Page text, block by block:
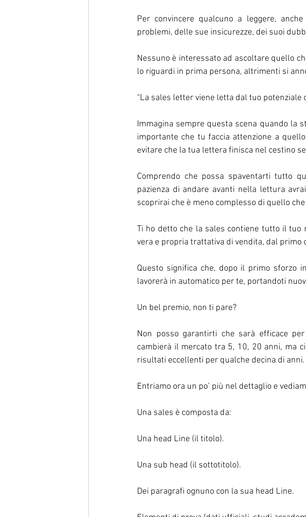
Per convincere qualcuno a leggere,
problemi, delle sue insicurezze, dei suoi
Nessuno è interessato ad ascoltare quello
lo riguardi in prima persona, altrimenti si
“La sales letter viene letta dal tuo potenziale
Immagina sempre questa scena quando la
importante che tu faccia attenzione a
evitare che la tua lettera finisca nel cestino
Comprendo che possa spaventarti tutto
pazienza di andare avanti nella lettura
scoprirai che è meno complesso di quello
Ti ho detto che la sales contiene tutto il
vera e propria trattativa di vendita, dal primo
Questo significa che, dopo il primo sforzo
lavorerà in automatico per te, portandoti
Un bel premio, non ti pare?
Non posso garantirti che sarà efficace
cambierà il mercato tra 5, 10, 20 anni, ma
risultati eccellenti per qualche decina di anni.
Entriamo ora un po’ più nel dettaglio e
Una sales è composta da:
Una head Line (il titolo).
Una sub head (il sottotitolo).
Dei paragrafi ognuno con la sua head Line.